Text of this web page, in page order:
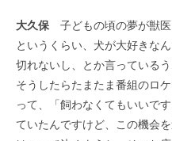
大久保 子どもの頃の夢が獣
というくらい、犬が大好きな
切れないし、とか言っている
そうしたらたまたま番組のロ
って、「飼わなくてもいいで
ていたんですけど、この機会